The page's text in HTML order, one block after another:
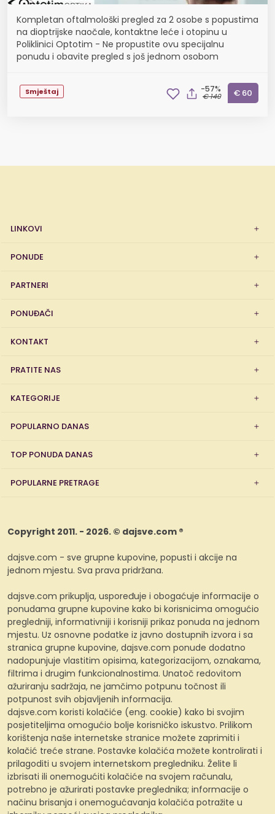
Kompletan oftalmološki pregled za 2 osobe s popustima
na dioptrijske naočale, kontaktne leće i otopinu u
Poliklinici Optotim - Ne propustite ovu specijalnu
ponudu i obavite pregled s još jednom osobom
Smještaj -57%
€ 140 € 60
LINKOVI
PONUDE
PARTNERI
PONUĐAČI
KONTAKT
PRATITE NAS
KATEGORIJE
POPULARNO DANAS
TOP PONUDA DANAS
POPULARNE PRETRAGE
Copyright 2011. - 2026. © dajsve.com ®
dajsve.com - sve grupne kupovine, popusti i akcije na
jednom mjestu. Sva prava pridržana.
dajsve.com prikuplja, uspoređuje i obogaćuje informacije o
ponudama grupne kupovine kako bi korisnicima omogućio
pregledniji, informativniji i korisniji prikaz ponuda na jednom
mjestu. Uz osnovne podatke iz javno dostupnih izvora i sa
stranica grupne kupovine, dajsve.com ponude dodatno
nadopunjuje vlastitim opisima, kategorizacijom, oznakama,
filtrima i drugim funkcionalnostima. Unatoč redovitom
ažuriranju sadržaja, ne jamčimo potpunu točnost ili
potpunost svih objavljenih informacija.
dajsve.com koristi kolačiće (eng. cookie) kako bi svojim
posjetiteljima omogućio bolje korisničko iskustvo. Prilikom
korištenja naše internetske stranice možete zaprimiti i
kolačić treće strane. Postavke kolačića možete kontrolirati i
prilagoditi u svojem internetskom pregledniku. Želite li
izbrisati ili onemogućiti kolačiće na svojem računalu,
potrebno je ažurirati postavke preglednika; informacije o
načinu brisanja i onemogućavanja kolačića potražite u